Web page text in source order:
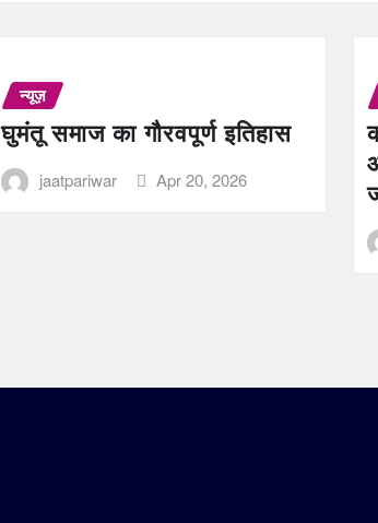
न्यूज़
घुमंतू समाज का गौरवपूर्ण इतिहास
jaatpariwar Apr 20, 2026